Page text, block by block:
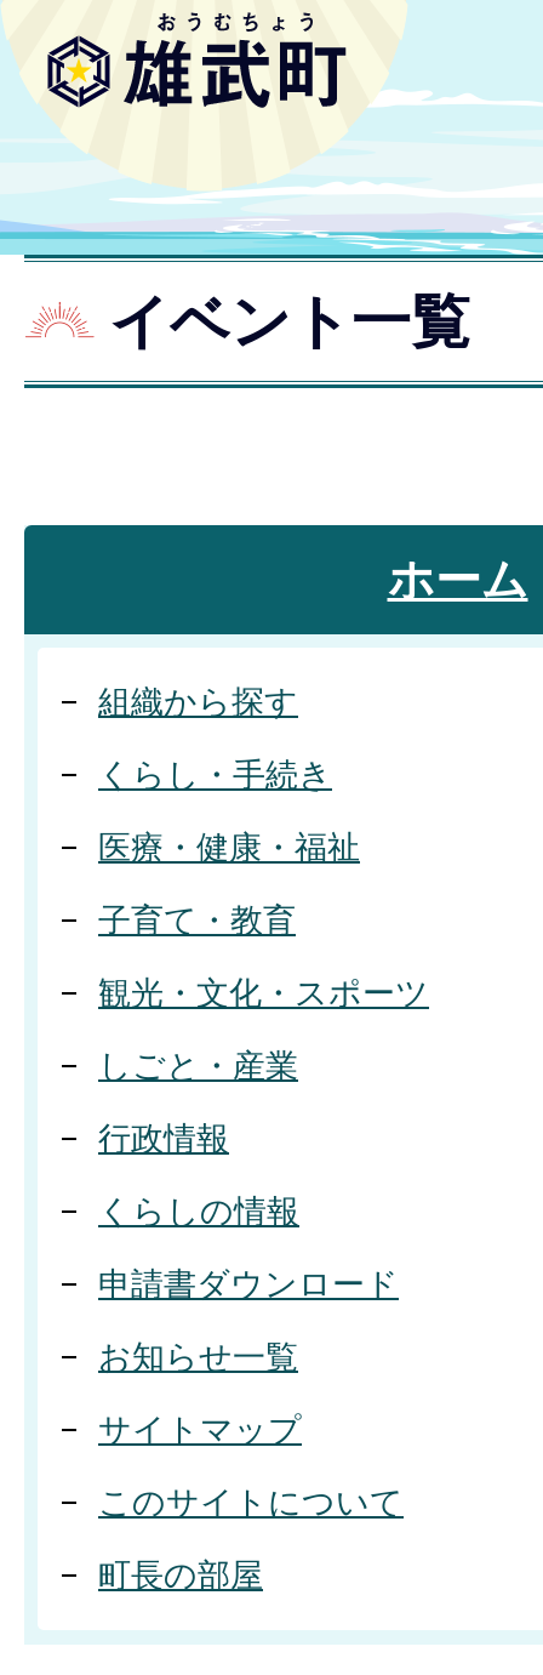
イベント一覧
ホーム
組織から探す
くらし・手続き
医療・健康・福祉
子育て・教育
観光・文化・スポーツ
しごと・産業
行政情報
くらしの情報
申請書ダウンロード
お知らせ一覧
サイトマップ
このサイトについて
町長の部屋